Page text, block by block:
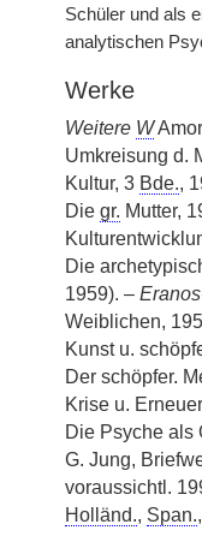
Schüler und als
analytischen
Werke
Weitere W
Umkreisung d.
Kultur, 3 Bde.,
Die gr. Mutter,
Die
1959). –
Weiblichen,
Kunst u.
Der schöpfer.
Krise u.
Die Psyche als
G. Jung,
voraussichtl.
Holländ., Span.